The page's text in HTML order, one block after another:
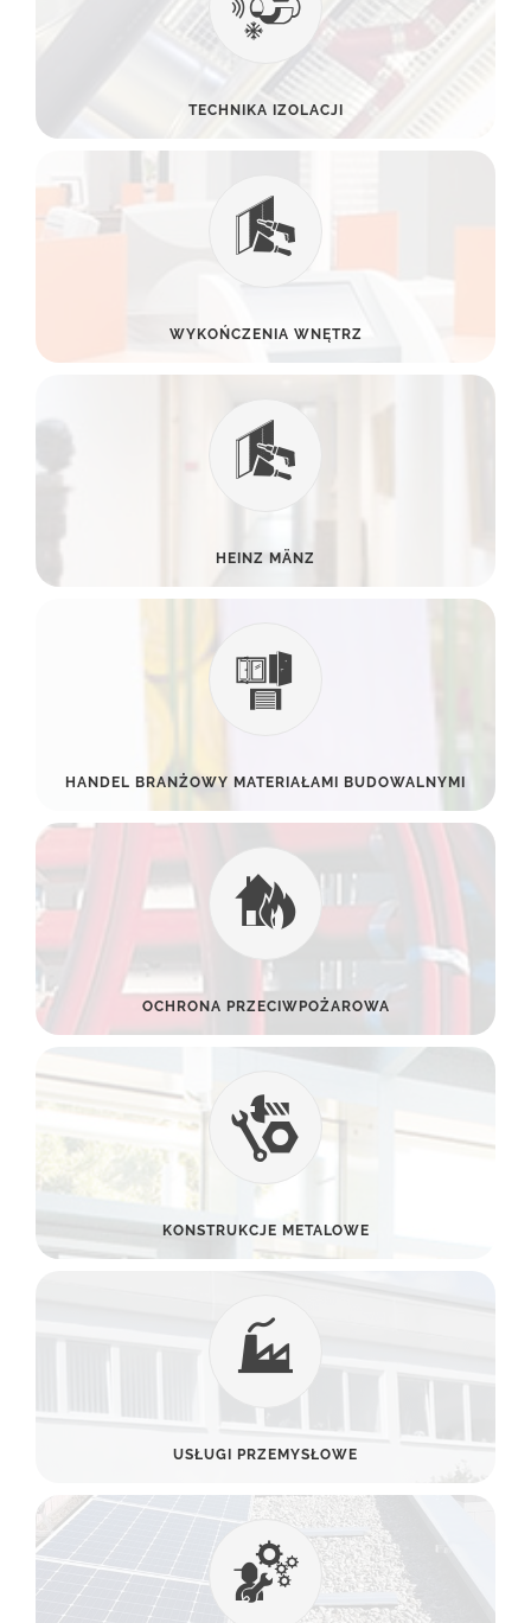
TECHNIKA IZOLACJI
WYKOŃCZENIA WNĘTRZ
HEINZ MÄNZ
HANDEL BRANŻOWY MATERIAŁAMI BUDOWALNYMI
OCHRONA PRZECIWPOŻAROWA
KONSTRUKCJE METALOWE
USŁUGI PRZEMYSŁOWE